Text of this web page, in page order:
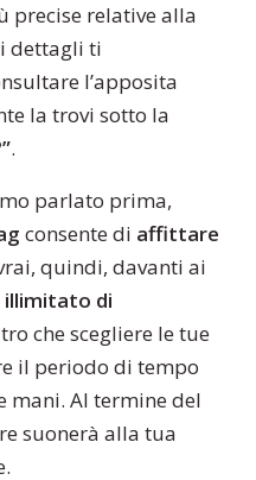
precise relative alla
dettagli ti
l’apposita
la trovi sotto la
.
parlato prima,
consente di affittare
quindi, davanti ai
illimitato di
che scegliere le tue
il periodo di tempo
mani. Al termine del
suonerà alla tua